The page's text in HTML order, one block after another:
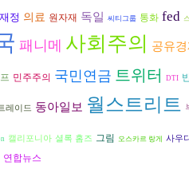
재정 의료 원자재 독일 씨티그룹 통화 fed
패니메 사회주의 공유경
민주주의 국민연금 트위터 DTI
레이드 동아일보 월스트리트
캘리포니아 셜록 홈즈 그림 오스카르 랑게 사우
연합뉴스